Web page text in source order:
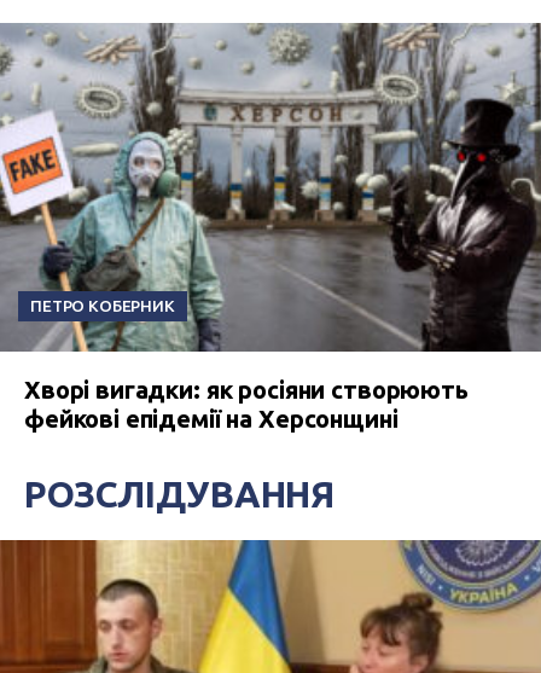
ПЕТРО КОБЕРНИК
Хворі вигадки: як росіяни створюють
фейкові епідемії на Херсонщині
РОЗСЛІДУВАННЯ